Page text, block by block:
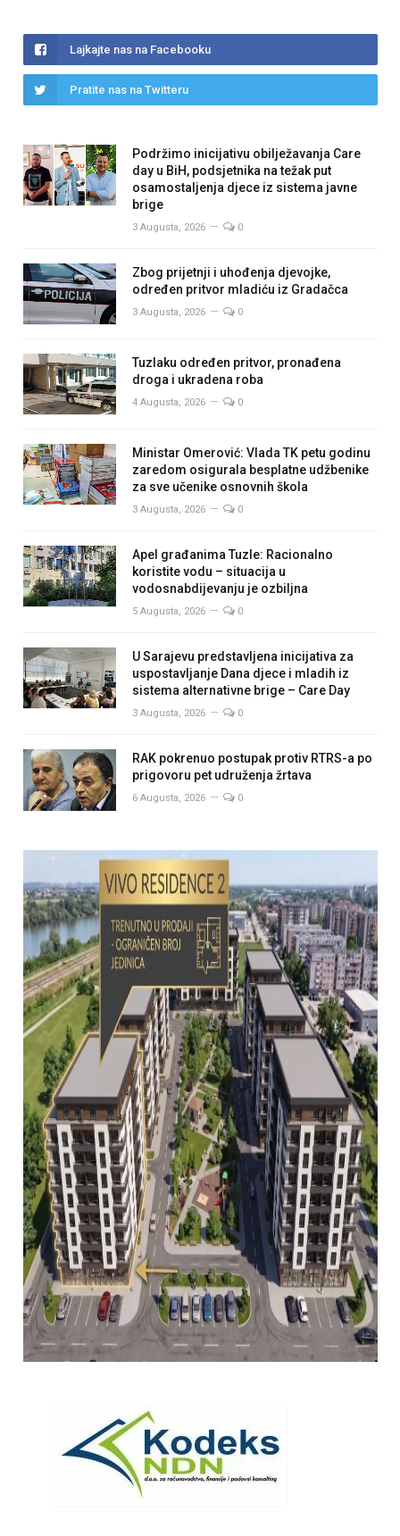
Lajkajte nas na Facebooku
Pratite nas na Twitteru
Podržimo inicijativu obilježavanja Care
day u BiH, podsjetnika na težak put
osamostaljenja djece iz sistema javne
brige
3 Augusta, 2026 0
Zbog prijetnji i uhođenja djevojke,
određen pritvor mladiću iz Gradačca
3 Augusta, 2026 0
Tuzlaku određen pritvor, pronađena
droga i ukradena roba
4 Augusta, 2026 0
Ministar Omerović: Vlada TK petu godinu
zaredom osigurala besplatne udžbenike
za sve učenike osnovnih škola
3 Augusta, 2026 0
Apel građanima Tuzle: Racionalno
koristite vodu – situacija u
vodosnabdijevanju je ozbiljna
5 Augusta, 2026 0
U Sarajevu predstavljena inicijativa za
uspostavljanje Dana djece i mladih iz
sistema alternativne brige – Care Day
3 Augusta, 2026 0
RAK pokrenuo postupak protiv RTRS-a po
prigovoru pet udruženja žrtava
6 Augusta, 2026 0